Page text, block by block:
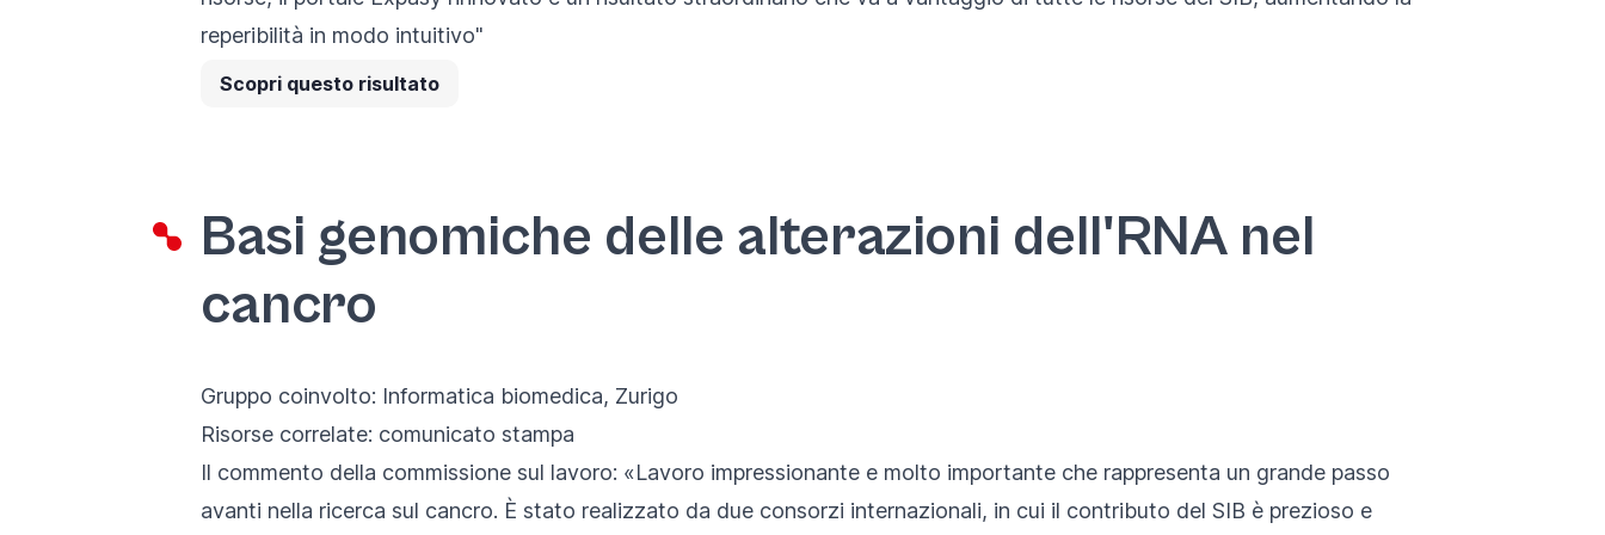
reperibilità in modo intuitivo"
Scopri questo risultato
Basi genomiche delle alterazioni dell'RNA nel
cancro
Gruppo coinvolto: Informatica biomedica, Zurigo
Risorse correlate: comunicato stampa
Il commento della commissione sul lavoro: «Lavoro impressionante e molto importante che rappresenta un grande passo
avanti nella ricerca sul cancro. È stato realizzato da due consorzi internazionali, in cui il contributo del SIB è prezioso e